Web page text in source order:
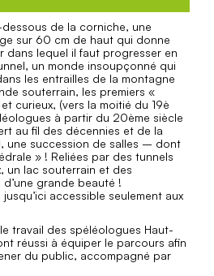
de la corniche, une
sur 60 cm de haut qui donne
dans lequel il faut progresser en
un monde insoupçonné qui
les entrailles de la montagne
souterrain, les premiers «
curieux, (vers la moitié du 19è
à partir du 20ème siècle
au fil des décennies et de la
une succession de salles – dont
» ! Reliées par des tunnels
un lac souterrain et des
grande beauté !
accessible seulement aux
travail des spéléologues Haut-
réussi à équiper le parcours afin
du public, accompagné par